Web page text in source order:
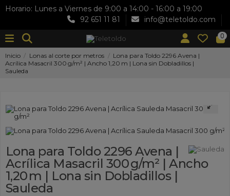
Horario: Lunes a Viernes de 9:00 a 14:00 - 16:00 a 19:00
92 651 11 81
info@teletoldo.com
0
Inicio Lonas al corte por metros
Lona para Toldo 2296 Avena |
Acrílica Masacril 300 g/m² | Ancho 1,20 m | Lona sin Dobladillos |
Sauleda
Lona para Toldo 2296 Avena |
Acrílica Masacril 300 g/m² | Ancho
1,20 m | Lona sin Dobladillos |
Sauleda